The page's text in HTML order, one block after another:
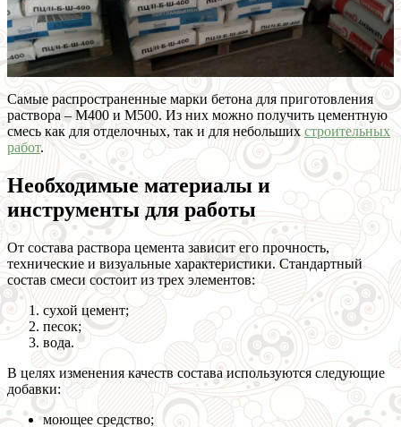
Самые распространенные марки бетона для приготовления
раствора – М400 и М500. Из них можно получить цементную
смесь как для отделочных, так и для небольших строительных
работ.
Необходимые материалы и
инструменты для работы
От состава раствора цемента зависит его прочность,
технические и визуальные характеристики. Стандартный
состав смеси состоит из трех элементов:
сухой цемент;
песок;
вода.
В целях изменения качеств состава используются следующие
добавки:
моющее средство;